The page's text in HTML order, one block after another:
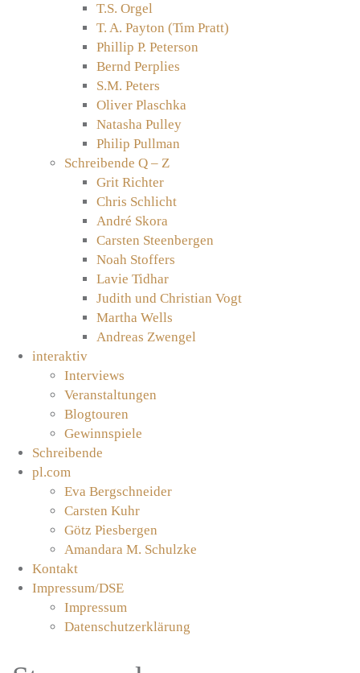
T.S. Orgel
T. A. Payton (Tim Pratt)
Phillip P. Peterson
Bernd Perplies
S.M. Peters
Oliver Plaschka
Natasha Pulley
Philip Pullman
Schreibende Q – Z
Grit Richter
Chris Schlicht
André Skora
Carsten Steenbergen
Noah Stoffers
Lavie Tidhar
Judith und Christian Vogt
Martha Wells
Andreas Zwengel
interaktiv
Interviews
Veranstaltungen
Blogtouren
Gewinnspiele
Schreibende
pl.com
Eva Bergschneider
Carsten Kuhr
Götz Piesbergen
Amandara M. Schulzke
Kontakt
Impressum/DSE
Impressum
Datenschutzerklärung